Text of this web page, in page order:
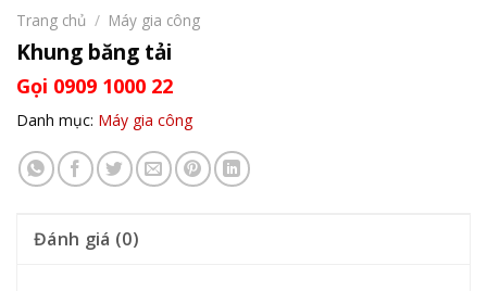
Trang chủ / Máy gia công
Khung băng tải
Gọi 0909 1000 22
Danh mục: Máy gia công
Đánh giá (0)